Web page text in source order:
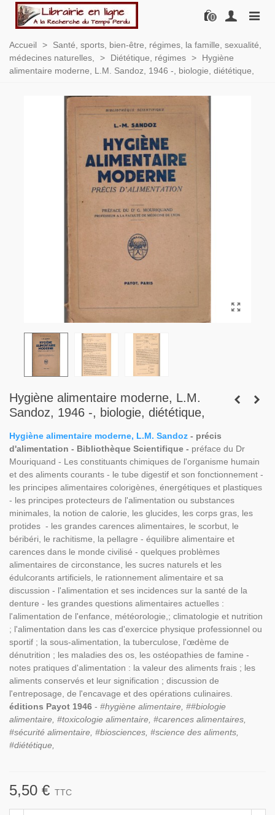
0
Accueil >
Santé, sports, bien-être, régimes, la famille, sexualité,
médecines naturelles,
> Diététique, régimes >
Hygiène
alimentaire moderne, L.M. Sandoz, 1946 -, biologie, diététique,
Hygiène alimentaire moderne, L.M.
Sandoz, 1946 -, biologie, diététique,
Hygiène alimentaire moderne, L.M. Sandoz - précis
d'alimentation - Bibliothèque Scientifique - préface du Dr
Mouriquand - Les constituants chimiques de l'organisme humain
et des aliments courants - le tube digestif et son fonctionnement -
les principes alimentaires colorigènes, énergétiques et plastiques
- les principes protecteurs de l'alimentation ou substances
minimales, la notion de calorie, les glucides, les corps gras, les
protides - les grandes carences alimentaires, le scorbut, le
béribéri, le rachitisme, la pellagre - équilibre alimentaire et
carences dans le monde civilisé - quelques problèmes
alimentaires de circonstance, les sucres naturels et les
édulcorants artificiels, le rationnement alimentaire et sa
discussion - l'alimentation et ses incidences sur la santé de la
denture - les grandes questions alimentaires actuelles :
l'alimentation de l'enfance, météorologie,; climatologie et nutrition
; l'alimentation dans les cas d'exercice physique professionnel ou
sportif ; la sous-alimentation, la tuberculose, l'œdème de
dénutrition ; les maladies des os, les ostéopathies de famine -
notes pratiques d'alimentation : la valeur des aliments frais ; les
aliments conservés et leur signification ; discussion de
l'entreposage, de l'encavage et des opérations culinaires.
éditions Payot 1946 - #hygiène alimentaire, ##biologie
alimentaire, #toxicologie alimentaire, #carences alimentaires,
#sécurité alimentaire, #biosciences, #science des aliments,
#diététique,
5,50 € TTC